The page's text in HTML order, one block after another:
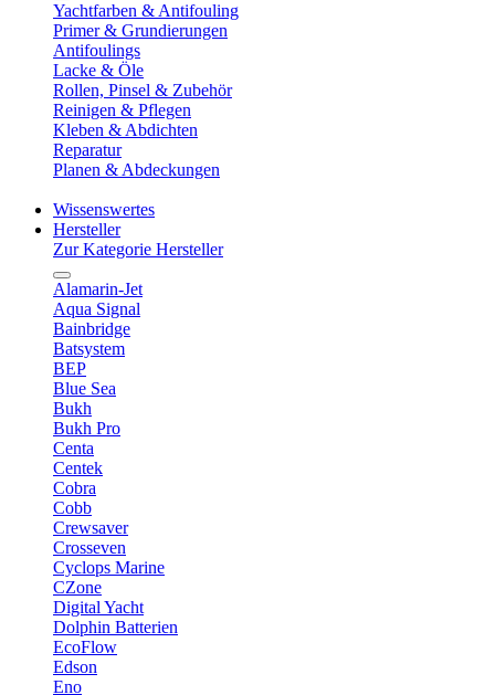
Yachtfarben & Antifouling
Primer & Grundierungen
Antifoulings
Lacke & Öle
Rollen, Pinsel & Zubehör
Reinigen & Pflegen
Kleben & Abdichten
Reparatur
Planen & Abdeckungen
Wissenswertes
Hersteller
Zur Kategorie Hersteller
Alamarin-Jet
Aqua Signal
Bainbridge
Batsystem
BEP
Blue Sea
Bukh
Bukh Pro
Centa
Centek
Cobra
Cobb
Crewsaver
Crosseven
Cyclops Marine
CZone
Digital Yacht
Dolphin Batterien
EcoFlow
Edson
Eno